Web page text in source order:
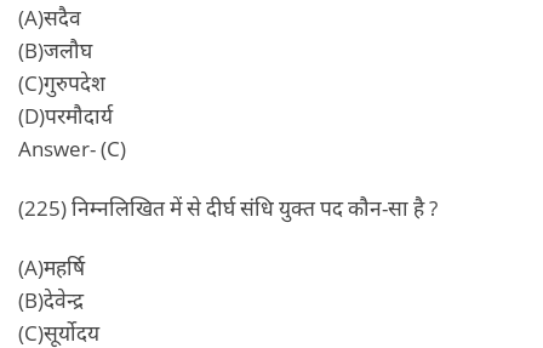
(A)सदैव
(B)जलौघ
(C)गुरुपदेश
(D)परमौदार्य
Answer- (C)
(225) निम्नलिखित में से दीर्घ संधि युक्त पद कौन-सा है ?
(A)महर्षि
(B)देवेन्द्र
(C)सूर्योदय